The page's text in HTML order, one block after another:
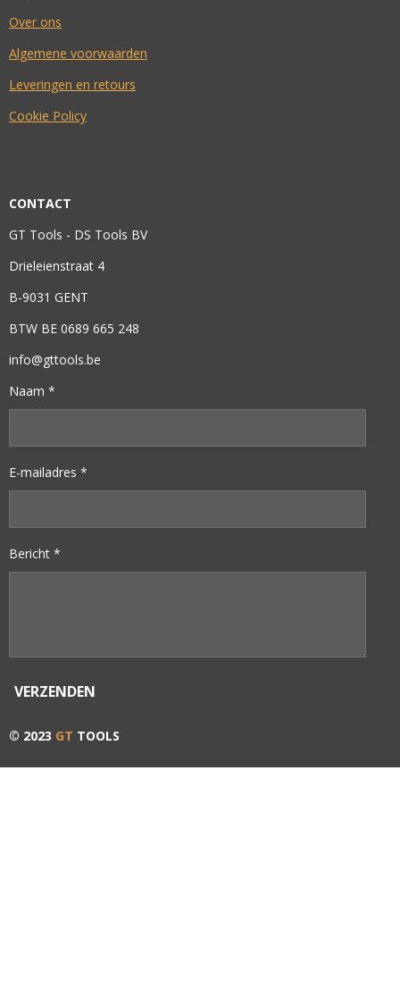
Over ons
Algemene voorwaarden
Leveringen en retours
Cookie Policy
CONTACT
GT Tools - DS Tools BV
Drieleienstraat 4
B-9031 GENT
BTW BE 0689 665 248
info@gttools.be
Naam *
E-mailadres *
Bericht *
VERZENDEN
© 2023 GT TOOLS